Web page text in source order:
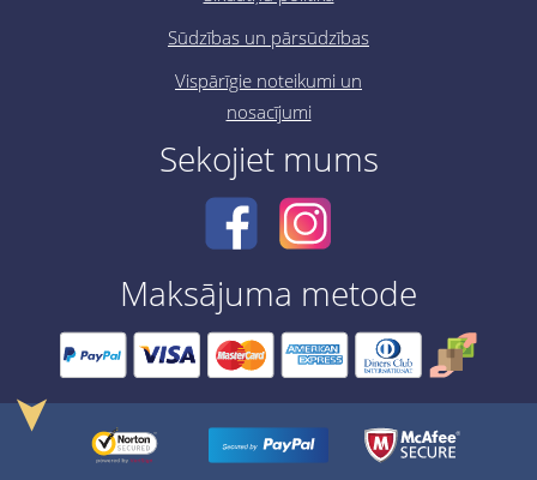
Sūdzības un pārsūdzības
Vispārīgie noteikumi un
nosacījumi
Sekojiet mums
Maksājuma metode